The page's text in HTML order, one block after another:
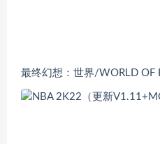
最终幻想：世界/WORLD OF